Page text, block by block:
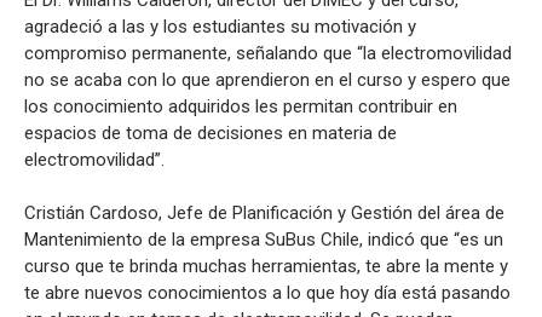
agradeció a las y los estudiantes su motivación y
compromiso permanente, señalando que “la electromovilidad
no se acaba con lo que aprendieron en el curso y espero que
los conocimiento adquiridos les permitan contribuir en
espacios de toma de decisiones en materia de
electromovilidad”.
Cristián Cardoso, Jefe de Planificación y Gestión del área de
Mantenimiento de la empresa SuBus Chile, indicó que “es un
curso que te brinda muchas herramientas, te abre la mente y
te abre nuevos conocimientos a lo que hoy día está pasando